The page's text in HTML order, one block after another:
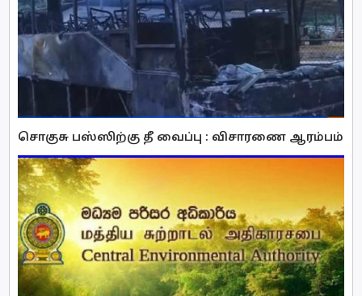
சொகுசு பஸ்ஸிற்கு தீ வைப்பு : விசாரணை ஆரம்பம்